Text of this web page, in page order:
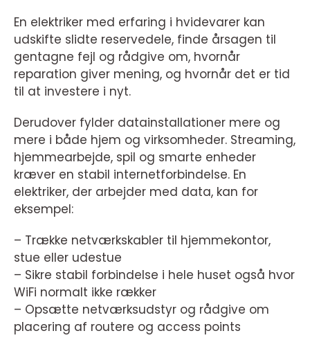
En elektriker med erfaring i hvidevarer kan
udskifte slidte reservedele, finde årsagen til
gentagne fejl og rådgive om, hvornår
reparation giver mening, og hvornår det er tid
til at investere i nyt.
Derudover fylder datainstallationer mere og
mere i både hjem og virksomheder. Streaming,
hjemmearbejde, spil og smarte enheder
kræver en stabil internetforbindelse. En
elektriker, der arbejder med data, kan for
eksempel:
– Trække netværkskabler til hjemmekontor,
stue eller udestue
– Sikre stabil forbindelse i hele huset også hvor
WiFi normalt ikke rækker
– Opsætte netværksudstyr og rådgive om
placering af routere og access points